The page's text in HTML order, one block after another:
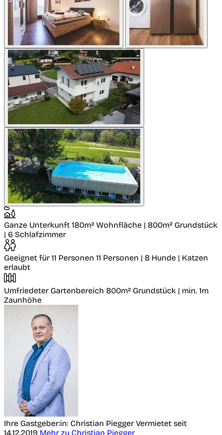
Ganze Unterkunft 180m² Wohnfläche | 800m² Grundstück
| 6 Schlafzimmer
Geeignet für 11 Personen 11 Personen | 8 Hunde | Katzen
erlaubt
Umfriedeter Gartenbereich 800m² Grundstück | min. 1m
Zaunhöhe
Ihre Gastgeber:in: Christian Piegger Vermietet seit
14.12.2019 Mehr zu Christian Piegger